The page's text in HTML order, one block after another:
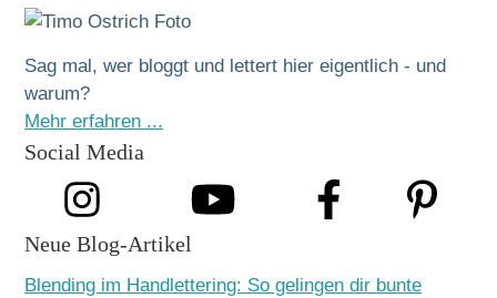
Sag mal, wer bloggt und lettert hier eigentlich - und
warum?
Mehr erfahren ...
Social Media
Neue Blog-Artikel
Blending im Handlettering: So gelingen dir bunte